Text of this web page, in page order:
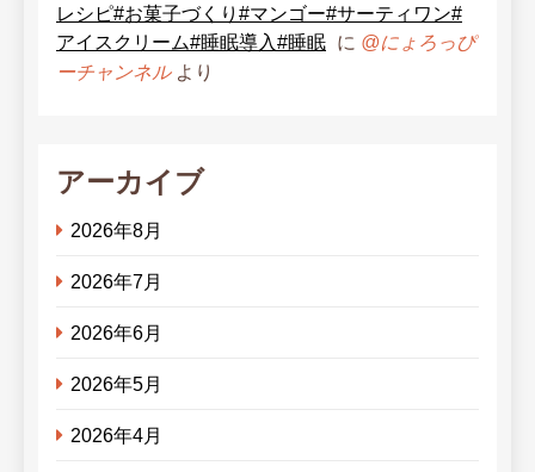
レシピ#お菓子づくり#マンゴー#サーティワン#
アイスクリーム#睡眠導入#睡眠 に @にょろっぴ
ーチャンネルより
アーカイブ
2026年8月
2026年7月
2026年6月
2026年5月
2026年4月